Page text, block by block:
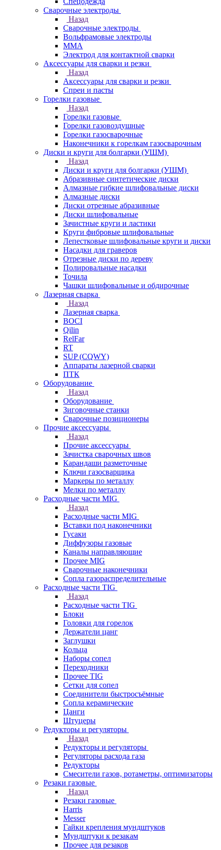
Сварочные электроды
Назад
Сварочные электроды
Вольфрамовые электроды
ММА
Электрод для контактной сварки
Аксессуары для сварки и резки
Назад
Аксессуары для сварки и резки
Спреи и пасты
Горелки газовые
Назад
Горелки газовые
Горелки газовоздушные
Горелки газосварочные
Наконечники к горелкам газосварочным
Диски и круги для болгарки (УШМ)
Назад
Диски и круги для болгарки (УШМ)
Абразивные синтетические диски
Алмазные гибкие шлифовальные диски
Алмазные диски
Диски отрезные абразивные
Диски шлифовальные
Зачистные круги и ластики
Круги фибровые шлифовальные
Лепестковые шлифовальные круги и диски
Насадки для граверов
Отрезные диски по дереву
Полировальные насадки
Точила
Чашки шлифовальные и обдирочные
Лазерная сварка
Назад
Лазерная сварка
BOCI
Qilin
RelFar
RT
SUP (CQWY)
Аппараты лазерной сварки
ПТК
Оборудование
Назад
Оборудование
Зиговочные станки
Сварочные позиционеры
Прочие аксессуары
Назад
Прочие аксессуары
Зачистка сварочных швов
Карандаши разметочные
Ключи газосварщика
Маркеры по металлу
Мелки по металлу
Расходные части MIG
Назад
Расходные части MIG
Вставки под наконечники
Гусаки
Диффузоры газовые
Каналы направляющие
Прочее MIG
Сварочные наконечники
Сопла газораспределительные
Расходные части TIG
Назад
Расходные части TIG
Блоки
Головки для горелок
Держатели цанг
Заглушки
Кольца
Наборы сопел
Переходники
Прочее TIG
Сетки для сопел
Соединители быстросъёмные
Сопла керамические
Цанги
Штуцеры
Редукторы и регуляторы
Назад
Редукторы и регуляторы
Регуляторы расхода газа
Редукторы
Смесители газов, ротаметры, оптимизаторы
Резаки газовые
Назад
Резаки газовые
Harris
Messer
Гайки крепления мундштуков
Мундштуки к резакам
Прочее для резаков